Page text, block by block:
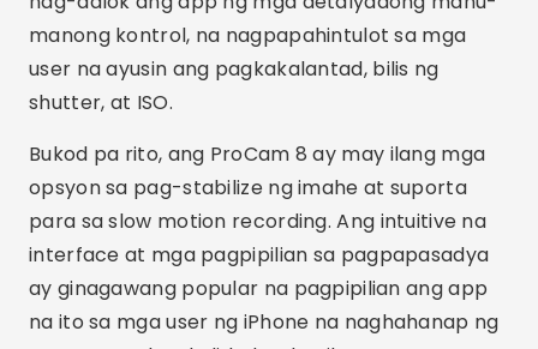
Una, pinapayagan nito ang 4K na pag-record na
may malawak na hanay ng mga manual na
kontrol, kabilang ang focus, exposure at white
balance. Pangalawa, sinusuportahan ng app ang
pagre-record sa iba't ibang frame rate, na
nagbibigay-daan sa iyong kumuha ng slow-
motion o speed-up na mga video.
Advertising - SpotAds
Bukod pa rito, nag-aalok ang MAVIS ng suporta
para sa mga propesyonal na accessory tulad ng